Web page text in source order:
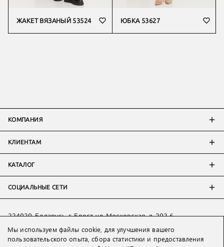
ЖАКЕТ ВЯЗАНЫЙ 53524 ЮБКА 53627
КОМПАНИЯ
КЛИЕНТАМ
КАТАЛОГ
СОЦИАЛЬНЫЕ СЕТИ
224020, Беларусь, г. Брест, ул. Московская, д. 202-6
Тел:+7 993 398 36 60(WhatsApp
Тел:+375 29 205 80 10( WhatsApp,Viber)
Мы используем файлы cookie, для улучшения вашего
пользовательского опыта, сбора статистики и предоставления